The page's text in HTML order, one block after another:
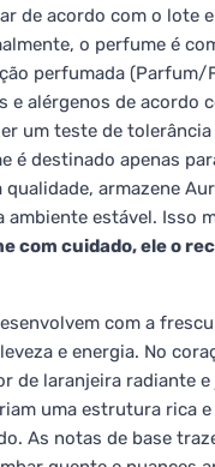
de acordo com o
o perfume é
perfumada
alérgenos de acordo
um teste de
é destinado apenas
armazene
estável. Isso
com cuidado, ele o
com a
e energia. No
de laranjeira radiante
uma estrutura rica
As notas de base